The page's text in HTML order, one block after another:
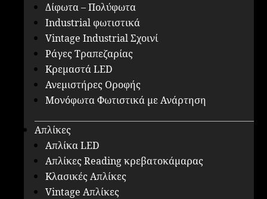
Δίφωτα – Πολύφωτα
Industrial φωτιστικά
Vintage Industrial Σχοινί
Ράγες Τραπεζαρίας
Κρεμαστά LED
Ανεμιστήρες Οροφής
Μονόφωτα Φωτιστικά με Ανάρτηση
Απλίκες
Απλίκα LED
Απλίκες Reading κρεβατοκάμαρας
Κλασικές Απλίκες
Vintage Απλίκες